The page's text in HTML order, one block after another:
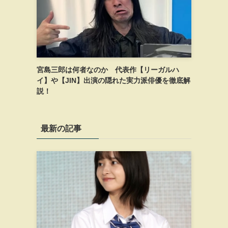
宮島三郎は何者なのか 代表作【リーガルハ
イ】や【JIN】出演の隠れた実力派俳優を徹底解
説！
最新の記事